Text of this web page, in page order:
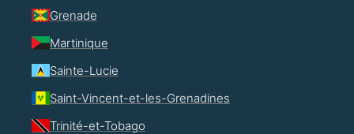
Grenade
Martinique
Sainte-Lucie
Saint-Vincent-et-les-Grenadines
Trinité-et-Tobago